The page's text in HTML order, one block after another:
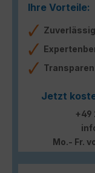
Ihre Vorteile:
Jetzt
+49
Mo.- Fr.